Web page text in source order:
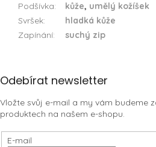
Podšívka: kůže, umělý kožíšek
Svršek:
hladká kůže
Zapínání: suchý zip
Z
p
a
t
Odebírat newsletter
Vložte svůj e-mail a my vám budeme
produktech na našem e-shopu.
E-mail